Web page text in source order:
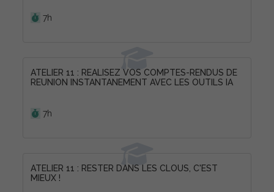
7h
ATELIER 11 : REALISEZ VOS COMPTES-RENDUS DE
REUNION INSTANTANEMENT AVEC LES OUTILS IA
7h
ATELIER 11 : RESTER DANS LES CLOUS, C'EST
MIEUX !